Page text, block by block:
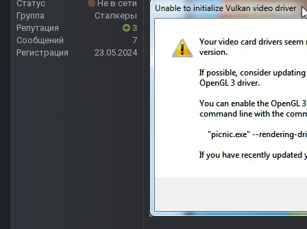
Статус
Не в сети
Группа
Сталкеры
Репутация
3
Сообщений
7
Регистрация
23.05.2024